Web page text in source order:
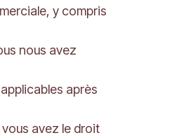
y compris
nous avez
après
avez le droit